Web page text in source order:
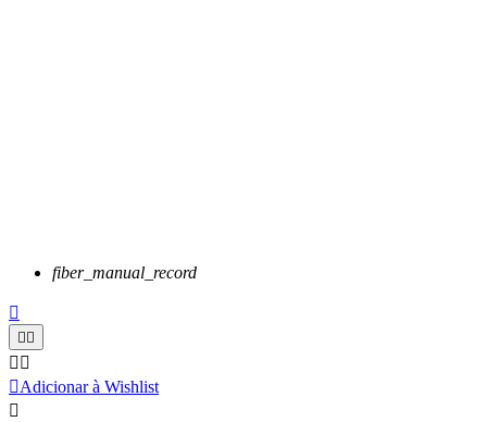
fiber_manual_record

 
 
Adicionar à Wishlist
